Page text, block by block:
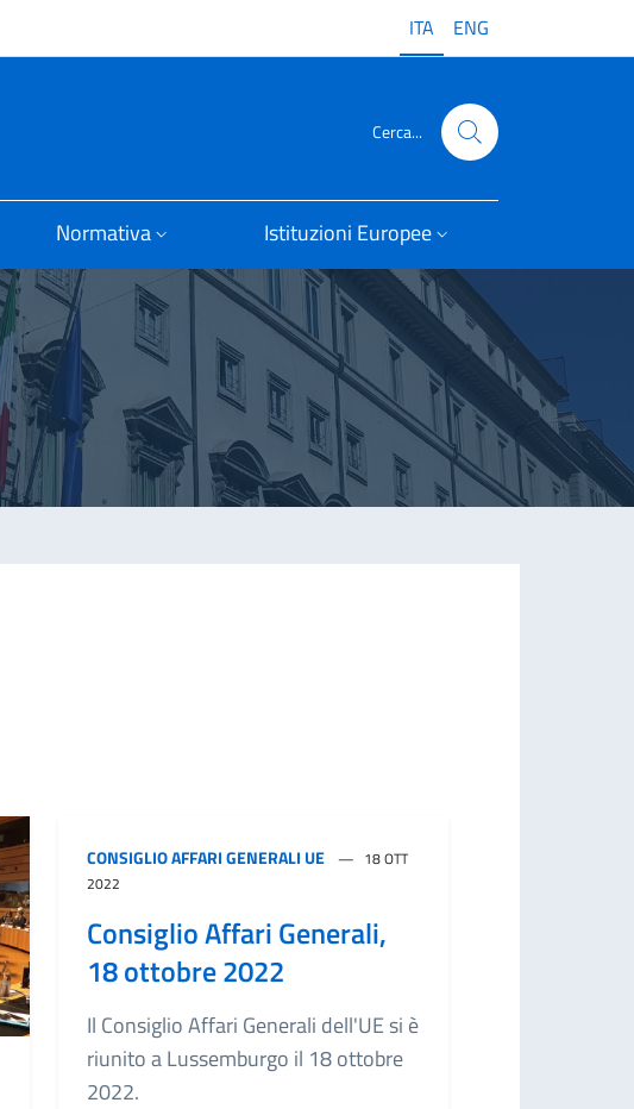
ITA ENG
Cerca...
Normativa Istituzioni Europee
CONSIGLIO AFFARI GENERALI UE
18 OTT
2022
Consiglio Affari Generali,
18 ottobre 2022
Il Consiglio Affari Generali dell'UE si è
riunito a Lussemburgo il 18 ottobre
2022.